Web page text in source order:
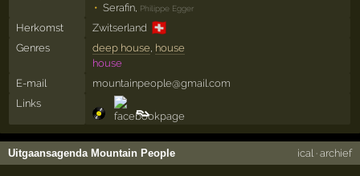
Serafin Philippe Egger
Herkomst Zwitserland 🇨🇭
Genres deep house house
house
E-mail
mountainpeople@gmail.com
Links
Uitgaansagenda Mountain People ical· archief